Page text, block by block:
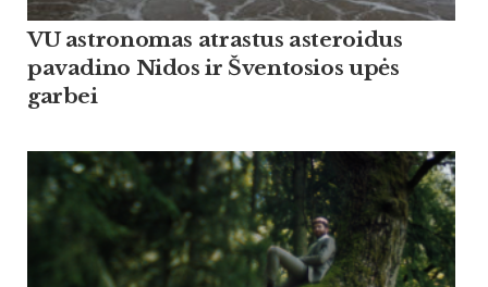
VU astronomas atrastus asteroidus
pavadino Nidos ir Šventosios upės
garbei